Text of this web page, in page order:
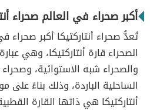
أكبر صحراء في العالم صحراء
تُعدُّ صحراء أنتاركتيكا أكبر
الصحراء قارة أنتاركتيكا، وهي
والصحراء شبه الاستوائية، وصحراء
الساحلية الباردة، وذلك بناءً
أنتاركتيكا هي ذاتها القارة